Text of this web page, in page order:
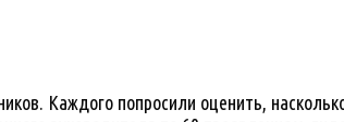
Каждого попросили оценить,